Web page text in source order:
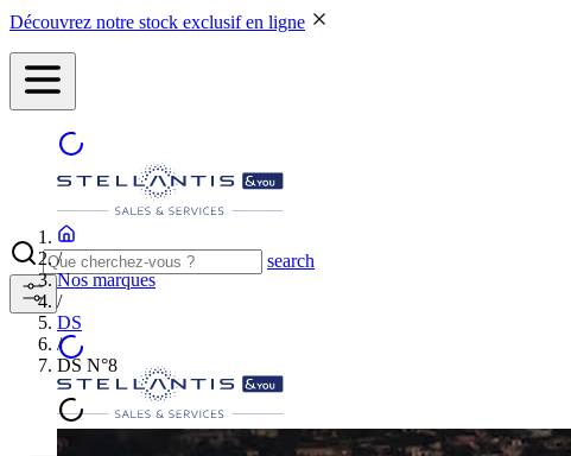
Découvrez notre stock exclusif en ligne
search
/
Nos marques
/
DS
/
DS N°8